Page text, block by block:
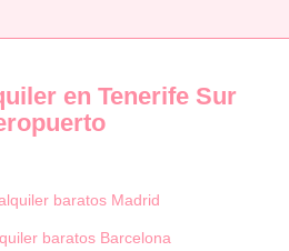
en Tenerife Sur
baratos Madrid
baratos Barcelona